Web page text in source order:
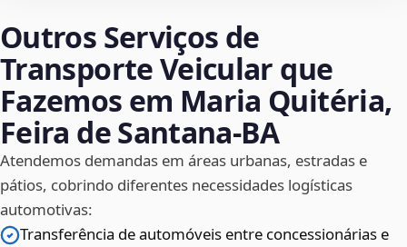
Outros Serviços de
Transporte Veicular que
Fazemos em Maria Quitéria,
Feira de Santana‑BA
Atendemos demandas em áreas urbanas, estradas e
pátios, cobrindo diferentes necessidades logísticas
automotivas:
Transferência de automóveis entre concessionárias e